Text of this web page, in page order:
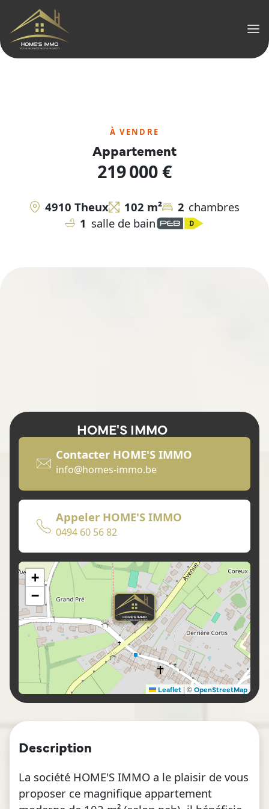
À VENDRE
Appartement
219 000 €
4910 Theux 102 m² 2 chambres
1 salle de bain
HOME'S IMMO
Contacter HOME'S IMMO
info@homes-immo.be
Appeler HOME'S IMMO
0494 60 56 82
+
−
Leaflet | ©OpenStreetMap
Description
La société HOME'S IMMO a le plaisir de vous
proposer ce magnifique appartement